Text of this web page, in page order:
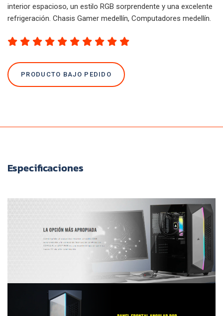
interior espacioso, un estilo RGB sorprendente y una excelente
refrigeración. Chasis Gamer medellín, Computadores medellín.
PRODUCTO BAJO PEDIDO
Especificaciones